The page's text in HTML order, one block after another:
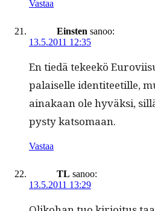
Vastaa
Einsten sanoo:
13.5.2011 12:35
En tiedä tekeekö
palaiselle iden­ti­teetille,
ainakaan ole hyväk­si,
pysty katsomaan.
Vastaa
TL sanoo:
13.5.2011 13:29